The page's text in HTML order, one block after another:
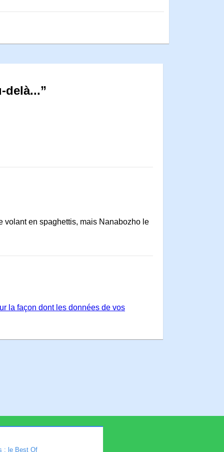
delà...”
volant en spaghettis, mais Nanabozho le
la façon dont les données de vos
: le Best Of